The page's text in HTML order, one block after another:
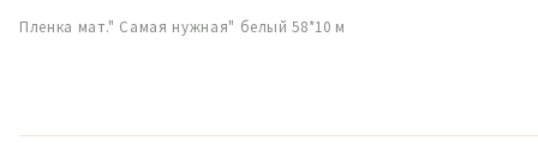
Пленка мат." Самая нужная" белый 58*10 м